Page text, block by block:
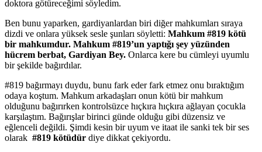
doktora götüreceğimi söyledim.
Ben bunu yaparken, gardiyanlardan biri diğer mahkumları sıraya
dizdi ve onlara yüksek sesle şunları söyletti: Mahkum #819 kötü
bir mahkumdur. Mahkum #819’un yaptığı şey yüzünden
hücrem berbat, Gardiyan Bey. Onlarca kere bu cümleyi uyumlu
bir şekilde bağırdılar.
#819 bağırmayı duydu, bunu fark eder fark etmez onu bıraktığım
odaya koştum. Mahkum arkadaşları onun kötü bir mahkum
olduğunu bağırırken kontrolsüzce hıçkıra hıçkıra ağlayan çocukla
karşılaştım. Bağırışlar birinci günde olduğu gibi düzensiz ve
eğlenceli değildi. Şimdi kesin bir uyum ve itaat ile sanki tek bir ses
olarak #819 kötüdür diye dikkat çekiyordu.